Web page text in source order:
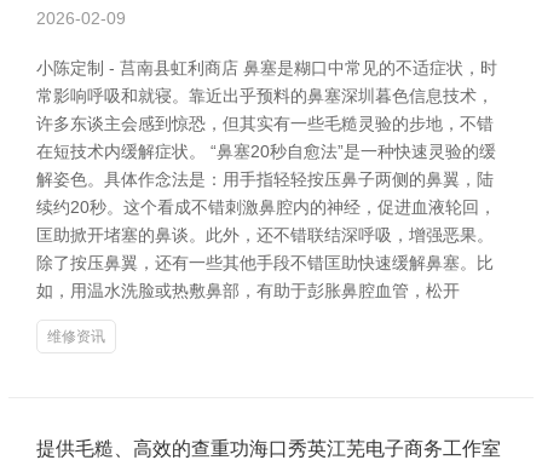
2026-02-09
小陈定制 - 莒南县虹利商店 鼻塞是糊口中常见的不适症状，时
常影响呼吸和就寝。靠近出乎预料的鼻塞深圳暮色信息技术，
许多东谈主会感到惊恐，但其实有一些毛糙灵验的步地，不错
在短技术内缓解症状。 “鼻塞20秒自愈法”是一种快速灵验的缓
解姿色。具体作念法是：用手指轻轻按压鼻子两侧的鼻翼，陆
续约20秒。这个看成不错刺激鼻腔内的神经，促进血液轮回，
匡助掀开堵塞的鼻谈。此外，还不错联结深呼吸，增强恶果。
除了按压鼻翼，还有一些其他手段不错匡助快速缓解鼻塞。比
如，用温水洗脸或热敷鼻部，有助于彭胀鼻腔血管，松开
维修资讯
提供毛糙、高效的查重功海口秀英江芜电子商务工作室